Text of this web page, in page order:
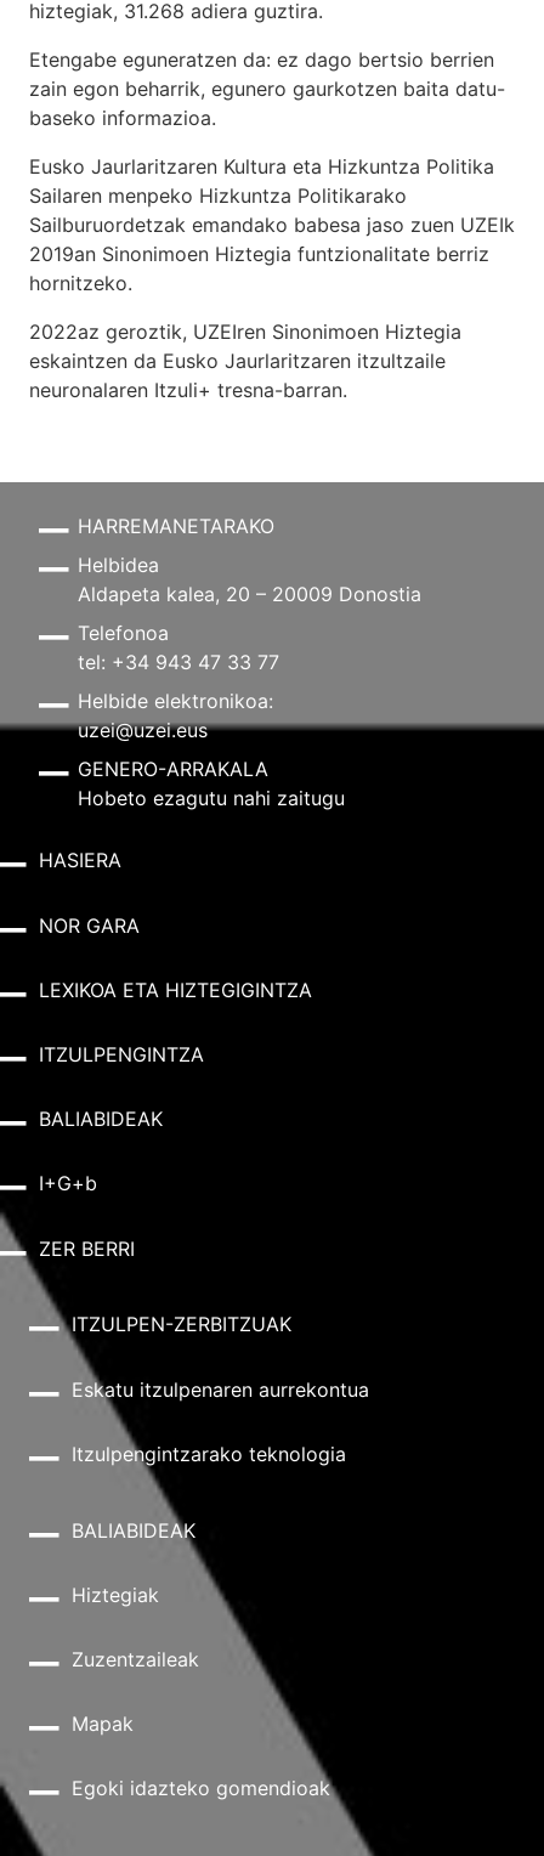
hiztegiak, 31.268 adiera guztira.
Etengabe eguneratzen da: ez dago bertsio berrien
zain egon beharrik, egunero gaurkotzen baita datu-
baseko informazioa.
Eusko Jaurlaritzaren Kultura eta Hizkuntza Politika
Sailaren menpeko Hizkuntza Politikarako
Sailburuordetzak emandako babesa jaso zuen UZEIk
2019an Sinonimoen Hiztegia funtzionalitate berriz
hornitzeko.
2022az geroztik, UZEIren Sinonimoen Hiztegia
eskaintzen da Eusko Jaurlaritzaren itzultzaile
neuronalaren Itzuli+ tresna-barran.
HARREMANETARAKO
Helbidea
Aldapeta kalea, 20 – 20009 Donostia
Telefonoa
tel: +34 943 47 33 77
Helbide elektronikoa:
uzei@uzei.eus
GENERO-ARRAKALA
Hobeto ezagutu nahi zaitugu
HASIERA
NOR GARA
LEXIKOA ETA HIZTEGIGINTZA
ITZULPENGINTZA
BALIABIDEAK
I+G+b
ZER BERRI
ITZULPEN-ZERBITZUAK
Eskatu itzulpenaren aurrekontua
Itzulpengintzarako teknologia
BALIABIDEAK
Hiztegiak
Zuzentzaileak
Mapak
Egoki idazteko gomendioak